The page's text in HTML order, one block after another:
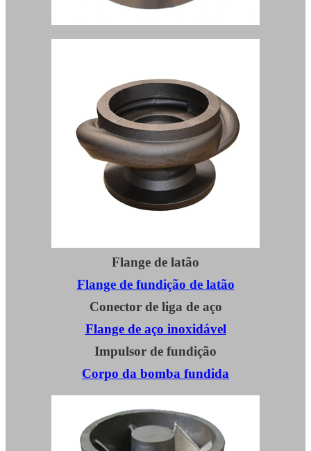
Flange de latão
Flange de fundição de latão
Conector de liga de aço
Flange de aço inoxidável
Impulsor de fundição
Corpo da bomba fundida